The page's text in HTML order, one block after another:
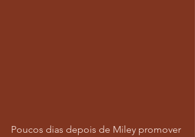
Poucos dias depois de Miley promover